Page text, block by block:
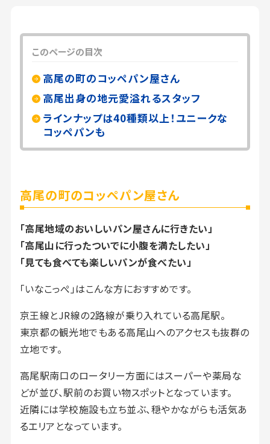
このページの目次
高尾の町のコッペパン屋さん
高尾出身の地元愛溢れるスタッフ
ラインナップは40種類以上！ユニークな
コッペパンも
高尾の町のコッペパン屋さん
「高尾地域のおいしいパン屋さんに行きたい」
「高尾山に行ったついでに小腹を満たしたい」
「見ても食べても楽しいパンが食べたい」
「いなこっぺ」はこんな方におすすめです。
京王線とJR線の2路線が乗り入れている高尾駅。
東京都の観光地でもある高尾山へのアクセスも抜群の
立地です。
高尾駅南口のロータリー方面にはスーパーや薬局な
どが並び、駅前のお買い物スポットとなっています。
近隣には学校施設も立ち並ぶ、穏やかながらも活気あ
るエリアとなっています。